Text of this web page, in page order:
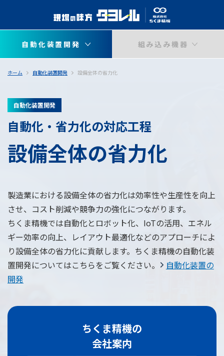
自動化装置開発 組み込み機器
ホーム 自動化装置開発 設備全体の省力化
自動化装置開発
自動化・省力化の対応工程
設備全体の省力化
製造業における設備全体の省力化は効率性や生産性を向上
させ、コスト削減や競争力の強化につながります。
ちくま精機では自動化とロボット化、IoTの活用、エネル
ギー効率の向上、レイアウト最適化などのアプローチによ
り設備全体の省力化に貢献します。ちくま精機の自動化装
置開発についてはこちらをご覧ください。
自動化装置の
開発
ちくま精機の
会社案内